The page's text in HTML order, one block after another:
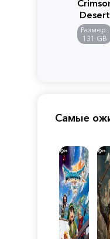
Desert
Размер:
131 GB
Самые